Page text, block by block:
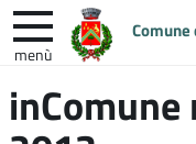
Comune
menù